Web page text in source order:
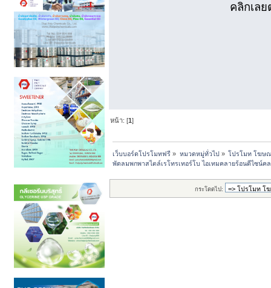
คลิกเล
หน้า: [1]
เว็บบอร์ดโปรโมทฟรี » หมวดหมู่ทั่วไป » โปรโมท โฆษ
พัดลมพกพาสไตล์เรโทรเทอร์โบ ไอเทมคลายร้อนดีไซน์ค
กระโดดไป: